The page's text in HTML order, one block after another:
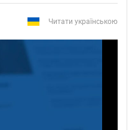
Читати українською